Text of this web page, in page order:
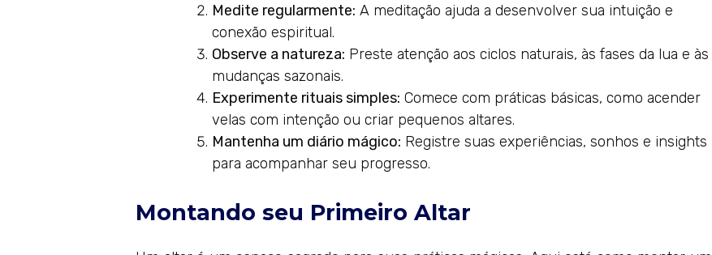
Medite regularmente: A meditação ajuda a desenvolver sua intuição e
conexão espiritual.
Observe a natureza: Preste atenção aos ciclos naturais, às fases da lua e às
mudanças sazonais.
Experimente rituais simples: Comece com práticas básicas, como acender
velas com intenção ou criar pequenos altares.
Mantenha um diário mágico: Registre suas experiências, sonhos e insights
para acompanhar seu progresso.
Montando seu Primeiro Altar